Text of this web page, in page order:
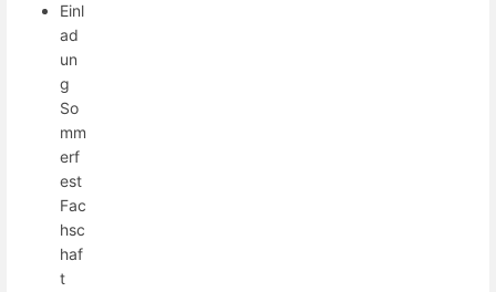
Einl
ad
un
g
So
mm
erf
est
Fac
hsc
haf
t